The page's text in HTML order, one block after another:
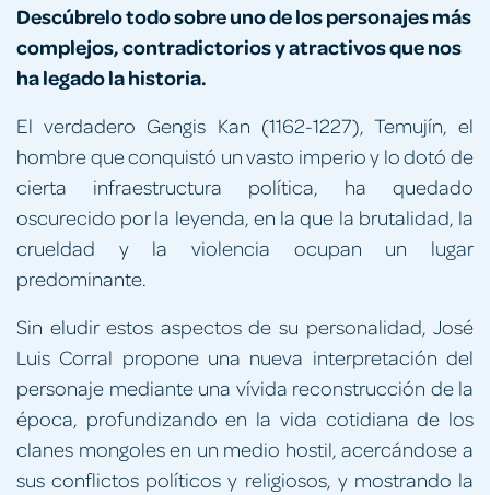
Descúbrelo todo sobre uno de los personajes más
complejos, contradictorios y atractivos que nos
ha legado la historia.
El verdadero Gengis Kan (1162-1227), Temujín, el
hombre que conquistó un vasto imperio y lo dotó de
cierta infraestructura política, ha quedado
oscurecido por la leyenda, en la que la brutalidad, la
crueldad y la violencia ocupan un lugar
predominante.
Sin eludir estos aspectos de su personalidad, José
Luis Corral propone una nueva interpretación del
personaje mediante una vívida reconstrucción de la
época, profundizando en la vida cotidiana de los
clanes mongoles en un medio hostil, acercándose a
sus conflictos políticos y religiosos, y mostrando la